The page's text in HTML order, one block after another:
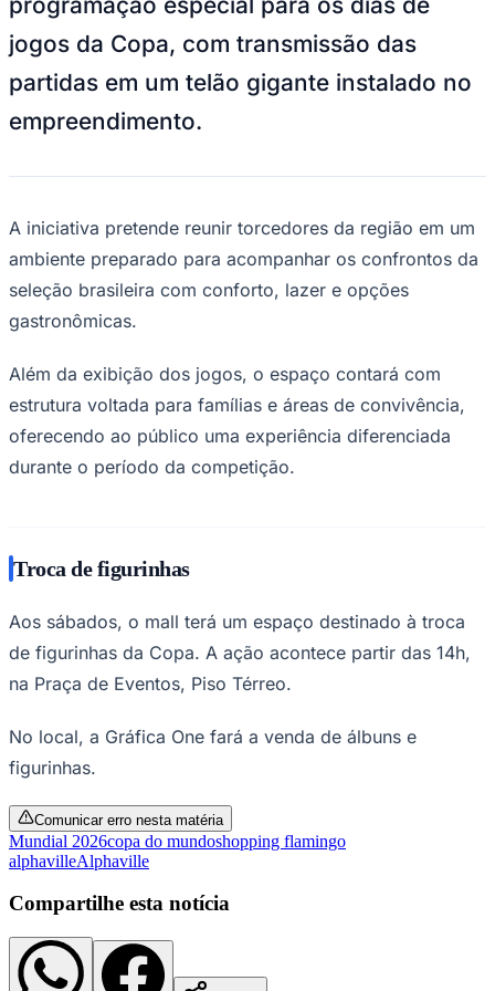
NBA
Fórmula 1
Tênis (ATP)
NHL
Competições de Futebol
Brasileirão Série A
Brasileirão Série B
Paulistão
Copa do Brasil
Copa América
Champions League
Premier League
La Liga
Bundesliga
Mundial 2026
jogos da Copa, com transmissão das
partidas em um telão gigante instalado no
empreendimento.
A iniciativa pretende reunir torcedores da região em um
ambiente preparado para acompanhar os confrontos da
seleção brasileira com conforto, lazer e opções
gastronômicas.
Além da exibição dos jogos, o espaço contará com
estrutura voltada para famílias e áreas de convivência,
oferecendo ao público uma experiência diferenciada
durante o período da competição.
Troca de figurinhas
Aos sábados, o mall terá um espaço destinado à troca
de figurinhas da Copa. A ação acontece partir das 14h,
na Praça de Eventos, Piso Térreo.
No local, a Gráfica One fará a venda de álbuns e
figurinhas.
Comunicar erro nesta matéria
Mundial 2026copa do mundoshopping flamingo
alphavilleAlphaville
Compartilhe esta notícia